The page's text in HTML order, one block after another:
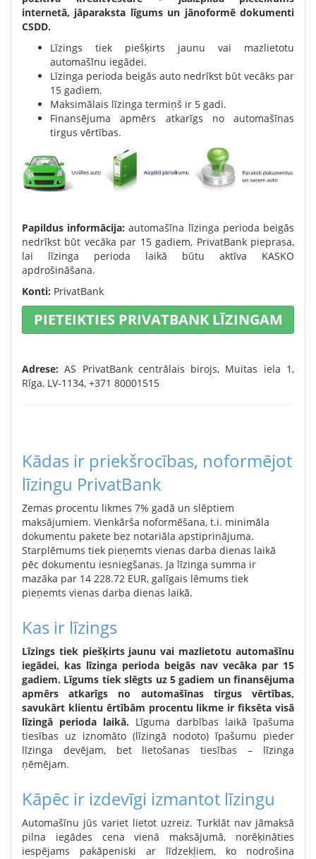
internetā, jāparaksta līgums un jānoformē dokumenti
CSDD.
Līzings tiek piešķirts jaunu vai mazlietotu
automašīnu iegādei.
Līzinga perioda beigās auto nedrīkst būt vecāks par
15 gadiem.
Maksimālais līzinga termiņš ir 5 gadi.
Finansējuma apmērs atkarīgs no automašīnas
tirgus vērtības.
Papildus informācija:automašīna līzinga perioda beigās
nedrīkst būt vecāka par 15 gadiem, PrivatBank pieprasa,
lai līzinga perioda laikā būtu aktīva KASKO
apdrošināšana.
Konti: PrivatBank
PIETEIKTIES PRIVATBANK LĪZINGAM
Adrese:AS PrivatBank centrālais birojs, Muitas iela 1,
Rīga, LV-1134, +371 80001515
Kādas ir priekšrocības, noformējot
līzingu PrivatBank
Zemas procentu likmes 7% gadā un slēptiem
maksājumiem. Vienkārša noformēšana, t.i. minimāla
dokumentu pakete bez notariāla apstiprinājuma.
Starplēmums tiek pieņemts vienas darba dienas laikā
pēc dokumentu iesniegšanas. Ja līzinga summa ir
mazāka par 14 228.72 EUR, galīgais lēmums tiek
pieņemts vienas darba dienas laikā.
Kas ir līzings
Līzings tiek piešķirts jaunu vai mazlietotu automašīnu
iegādei, kas līzinga perioda beigās nav vecāka par 15
gadiem. Līgums tiek slēgts uz 5 gadiem un finansējuma
apmērs atkarīgs no automašīnas tirgus vērtības,
savukārt klientu ērtībām procentu likme ir fiksēta visā
līzingā perioda laikā. Līguma darbības laikā īpašuma
tiesības uz iznomāto (līzingā nodoto) īpašumu pieder
līzinga devējam, bet lietošanas tiesības – līzinga
ņēmējam.
Kāpēc ir izdevīgi izmantot līzingu
Automašīnu jūs variet lietot uzreiz. Turklāt nav jāmaksā
pilna iegādes cena vienā maksājumā, norēķināties
iespējams pakāpeniski ar līdzekļiem, ko nodrošina